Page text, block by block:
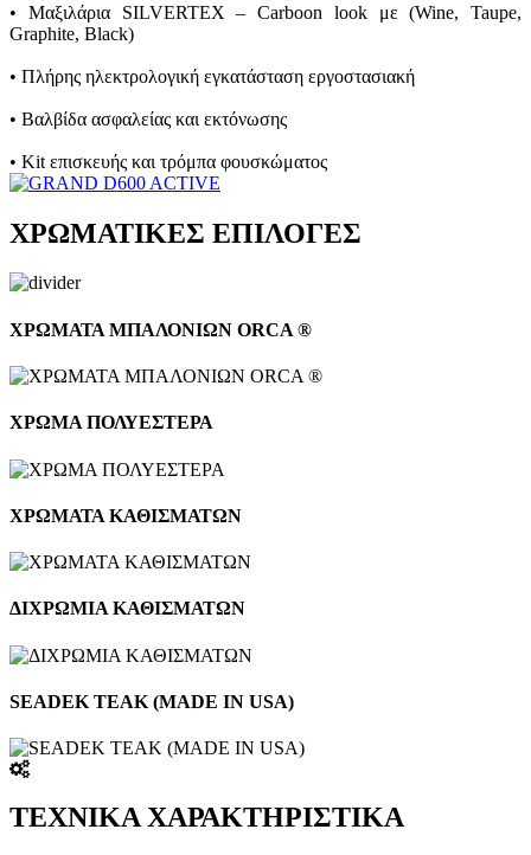
• Mαξιλάρια SILVERTEX – Carboon look με (Wine, Taupe,
Graphite, Black)
• Πλήρης ηλεκτρολογική εγκατάσταση εργοστασιακή
• Βαλβίδα ασφαλείας και εκτόνωσης
• Kit επισκευής και τρόμπα φουσκώματος
ΧΡΩΜΑΤΙΚΕΣ ΕΠΙΛΟΓΕΣ
ΧΡΩΜΑΤΑ ΜΠΑΛΟΝΙΩΝ ORCA ®
ΧΡΩΜΑ ΠΟΛΥΕΣΤΕΡΑ
ΧΡΩΜΑΤΑ ΚΑΘΙΣΜΑΤΩΝ
ΔΙΧΡΩΜΙΑ ΚΑΘΙΣΜΑΤΩΝ
SEADEK TEAK (MADE IN USA)
ΤΕΧΝΙΚΑ ΧΑΡΑΚΤΗΡΙΣΤΙΚΑ